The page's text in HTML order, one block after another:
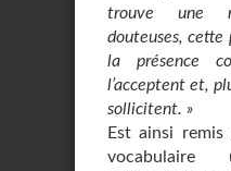
trouve une
douteuses, cette
la présence
l’acceptent et,
sollicitent. »
Est ainsi